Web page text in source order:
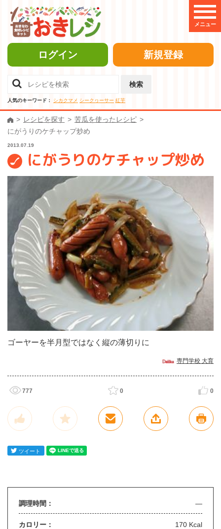
メニュー
ログイン 新規登録
検索
人気のキーワード： シカクマメ シークヮーサー 紅芋
レシピを探す
苦瓜を使ったレシピ
にがうりのケチャップ炒め
2013.07.19
にがうりのケチャップ炒め
ゴーヤーを半月型ではなく縦の薄切りに
専門学校 大育
777 0 0
調理時間： —
カロリー： 170 Kcal